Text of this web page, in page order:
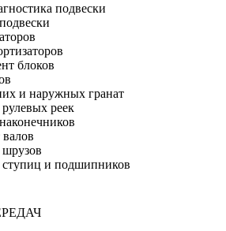
подвески
блоков
и наружных гранат
реек
ступиц и подшипников